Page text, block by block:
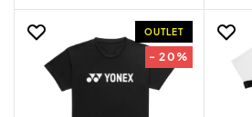
OUTLET
- 20%